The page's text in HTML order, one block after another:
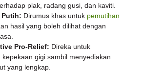
plak, radang gusi, dan kaviti.
Putih: Dirumus khas untuk pemutihan
hasil yang boleh dilihat dengan
Pro-Relief: Direka untuk
kepekaan gigi sambil menyediakan
yang lengkap.